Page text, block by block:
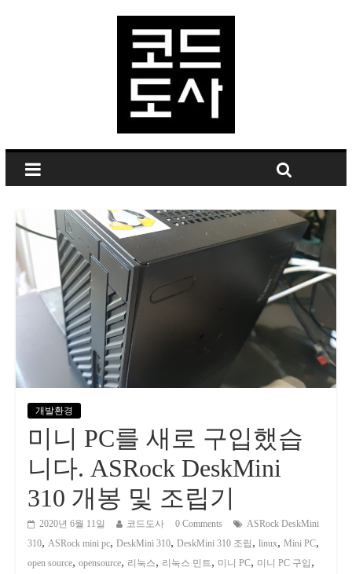
개발환경
미니 PC를 새로 구입했습
니다. ASRock DeskMini
310 개봉 및 조립기
2020년 6월 11일 코드도사 0 Comments
ASRock DeskMini
310, ASRock mini pc, DeskMini 310, DeskMini 310 조립 , linux, Mini PC,
open source, opensource, 리눅스, 리눅스 민트, 미니 PC, 미니 PC 구입 ,